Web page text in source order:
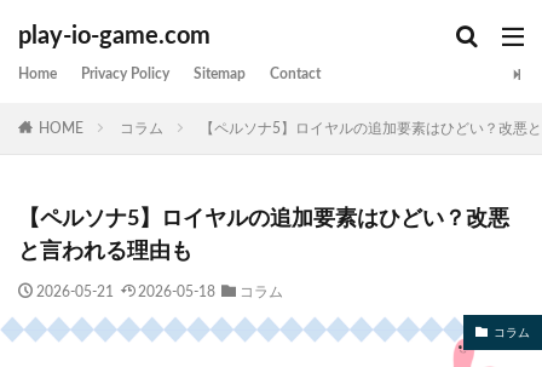
play-io-game.com
Home Privacy Policy Sitemap Contact
HOME コラム 【ペルソナ5】ロイヤルの追加要素はひどい？改悪
【ペルソナ5】ロイヤルの追加要素はひどい？改悪
と言われる理由も
2026-05-21 2026-05-18 コラム
コラム